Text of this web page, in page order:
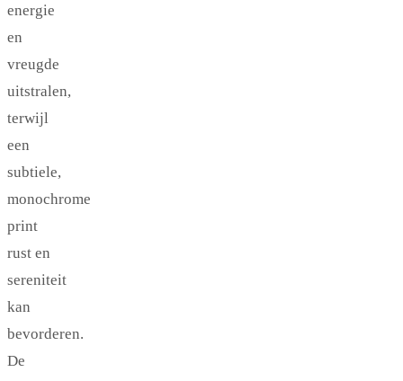
energie
en
vreugde
uitstralen,
terwijl
een
subtiele,
monochrome
print
rust en
sereniteit
kan
bevorderen.
De